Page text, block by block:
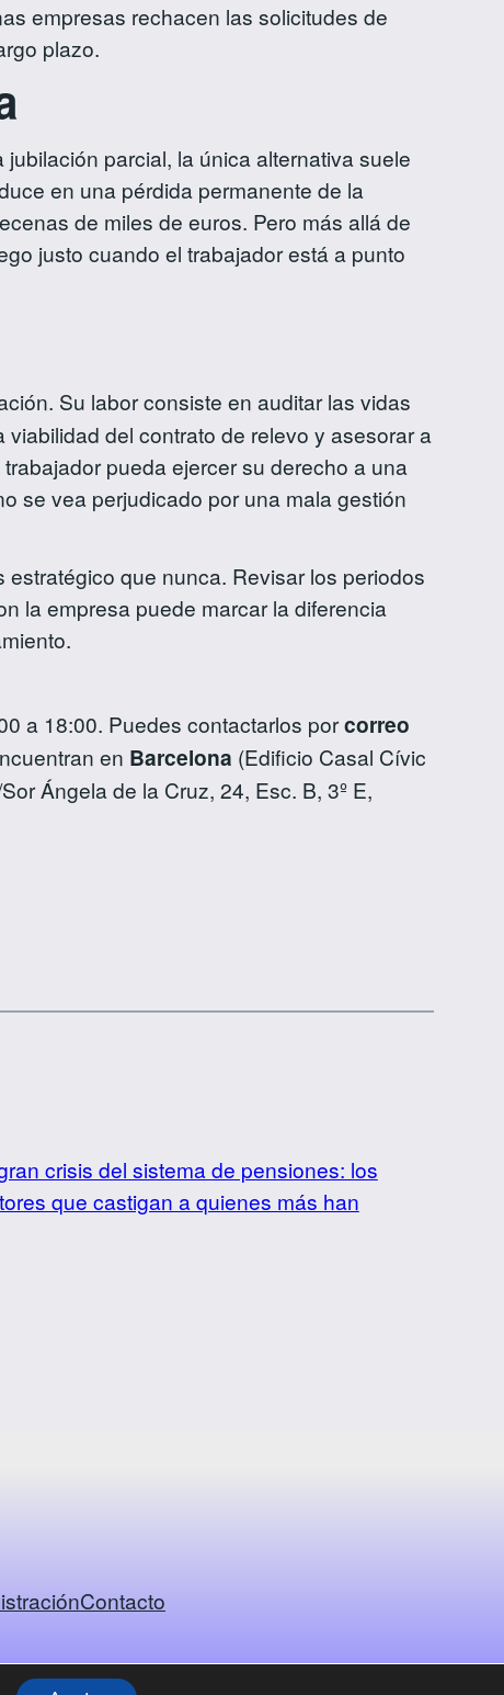
empresas rechacen las solicitudes de
plazo.
parcial, la única alternativa suele
en una pérdida permanente de la
de miles de euros. Pero más allá de
justo cuando el trabajador está a punto
Su labor consiste en auditar las vidas
del contrato de relevo y asesorar a
pueda ejercer su derecho a una
se vea perjudicado por una mala gestión
que nunca. Revisar los periodos
la empresa puede marcar la diferencia
a 18:00. Puedes contactarlos porcorreo
en Barcelona (Edificio Casal Cívic
Ángela de la Cruz, 24, Esc. B, 3º E,
crisis del sistema de pensiones: los
que castigan a quienes más han
Contacto